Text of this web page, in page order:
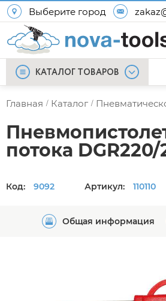
Выберите город
КАТАЛОГ ТОВАРОВ
Главная / Каталог /
потока DGR220/
Код: 9092 Артикул: 110110
Общая информация